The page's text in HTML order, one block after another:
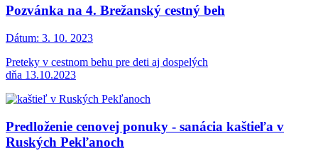
Pozvánka na 4. Brežanský cestný beh
Dátum: 3. 10. 2023
Preteky v cestnom behu pre deti aj dospelých
dňa 13.10.2023
Predloženie cenovej ponuky - sanácia kaštieľa v
Ruských Pekľanoch